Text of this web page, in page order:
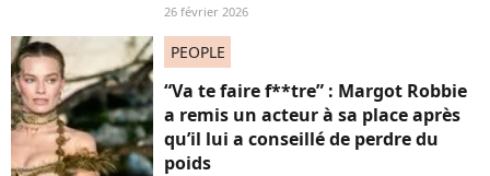
26 février 2026
PEOPLE
“Va te faire f**tre” : Margot Robbie
a remis un acteur à sa place après
qu’il lui a conseillé de perdre du
poids